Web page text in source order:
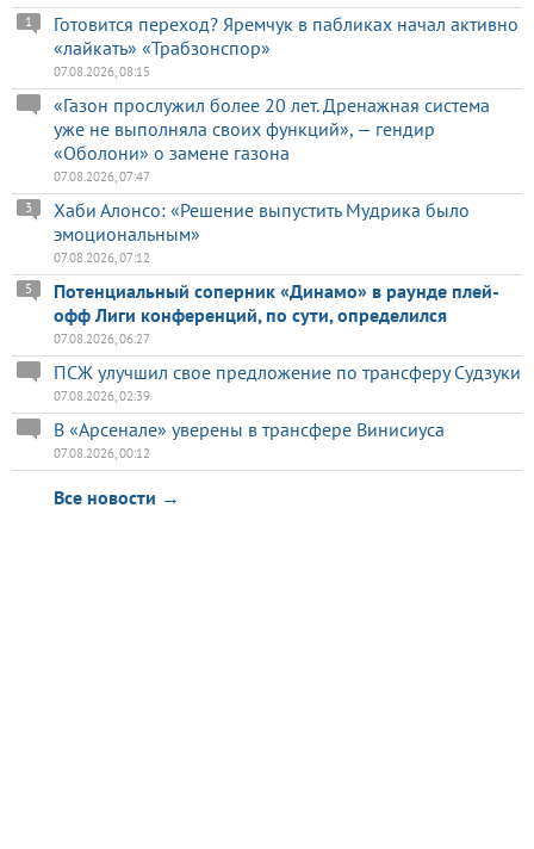
Готовится переход? Яремчук в пабликах начал активно
«лайкать» «Трабзонспор»
1
07.08.2026, 08:15
«Газон прослужил более 20 лет. Дренажная система
уже не выполняла своих функций», — гендир
«Оболони» о замене газона
07.08.2026, 07:47
Хаби Алонсо: «Решение выпустить Мудрика было
эмоциональным»
3
07.08.2026, 07:12
Потенциальный соперник «Динамо» в раунде плей-
офф Лиги конференций, по сути, определился
5
07.08.2026, 06:27
ПСЖ улучшил свое предложение по трансферу Судзуки
07.08.2026, 02:39
В «Арсенале» уверены в трансфере Винисиуса
07.08.2026, 00:12
Все новости →